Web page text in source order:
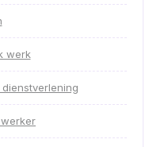
werk